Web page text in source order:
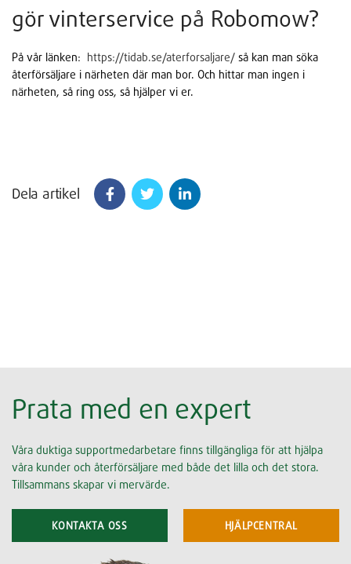
gör vinterservice på Robomow?
På vår länken: https://tidab.se/aterforsaljare/ så kan man söka
återförsäljare i närheten där man bor. Och hittar man ingen i
närheten, så ring oss, så hjälper vi er.
Dela artikel
Prata med en expert
Våra duktiga supportmedarbetare finns tillgängliga för att hjälpa
våra kunder och återförsäljare med både det lilla och det stora.
Tillsammans skapar vi mervärde.
KONTAKTA OSS HJÄLPCENTRAL